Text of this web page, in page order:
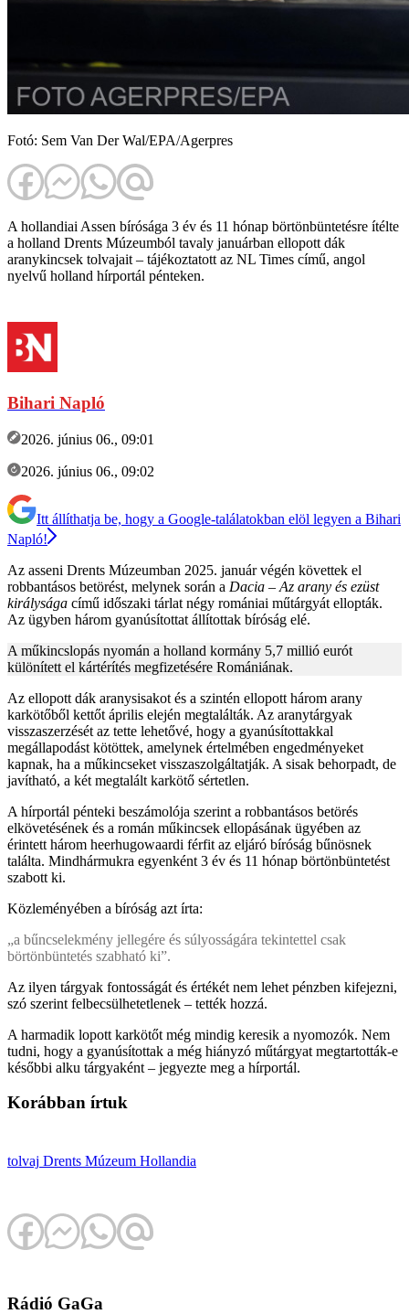
Fotó: Sem Van Der Wal/EPA/Agerpres
A hollandiai Assen bírósága 3 év és 11 hónap börtönbüntetésre ítélte
a holland Drents Múzeumból tavaly januárban ellopott dák
aranykincsek tolvajait – tájékoztatott az NL Times című, angol
nyelvű holland hírportál pénteken.
Bihari Napló
2026. június 06., 09:01
2026. június 06., 09:02
Itt állíthatja be, hogy a Google-találatokban elöl legyen a Bihari
Napló!
Az asseni Drents Múzeumban 2025. január végén követtek el
robbantásos betörést, melynek során a Dacia – Az arany és ezüst
királysága című időszaki tárlat négy romániai műtárgyát ellopták.
Az ügyben három gyanúsítottat állítottak bíróság elé.
A műkincslopás nyomán a holland kormány 5,7 millió eurót
különített el kártérítés megfizetésére Romániának.
Az ellopott dák aranysisakot és a szintén ellopott három arany
karkötőből kettőt április elején megtalálták. Az aranytárgyak
visszaszerzését az tette lehetővé, hogy a gyanúsítottakkal
megállapodást kötöttek, amelynek értelmében engedményeket
kapnak, ha a műkincseket visszaszolgáltatják. A sisak behorpadt, de
javítható, a két megtalált karkötő sértetlen.
A hírportál pénteki beszámolója szerint a robbantásos betörés
elkövetésének és a román műkincsek ellopásának ügyében az
érintett három heerhugowaardi férfit az eljáró bíróság bűnösnek
találta. Mindhármukra egyenként 3 év és 11 hónap börtönbüntetést
szabott ki.
Közleményében a bíróság azt írta:
„a bűncselekmény jellegére és súlyosságára tekintettel csak
börtönbüntetés szabható ki”.
Az ilyen tárgyak fontosságát és értékét nem lehet pénzben kifejezni,
szó szerint felbecsülhetetlenek – tették hozzá.
A harmadik lopott karkötőt még mindig keresik a nyomozók. Nem
tudni, hogy a gyanúsítottak a még hiányzó műtárgyat megtartották-e
későbbi alku tárgyaként – jegyezte meg a hírportál.
Korábban írtuk
tolvaj Drents Múzeum Hollandia
Rádió GaGa